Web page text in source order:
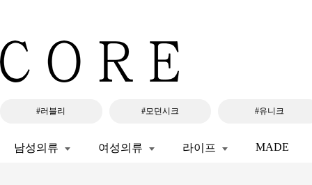
#러블리 #모던시크 #유니크
남성의류 여성의류 라이프 MADE